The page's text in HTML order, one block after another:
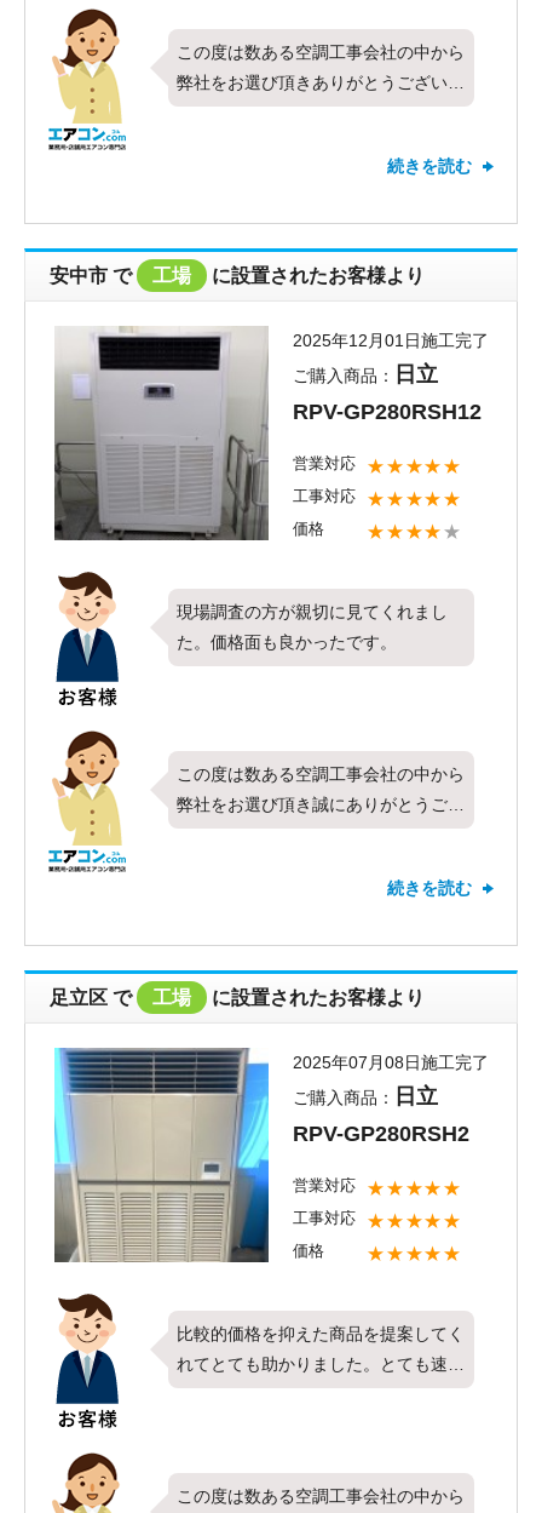
この度は数ある空調工事会社の中から
弊社をお選び頂きありがとうございま
す。今回は三菱電機製業務用エアコン
お取り付けさせて頂きました。対応や
も嬉しく思います。お褒めのお言葉も
頂戴しありがとうございます。これか
らも全てのお客様にご満足いただける
よう社員一同がんばって参りたいと思
います。新しくお取り付けしたエアコ
ンで1年を快適にお過ごしいただけた
ら何よりです。また、弊社ではお取り
付けしたエアコンのお掃除なども承っ
ております。今後お使い頂く中で、冷
暖房効率の低下を感じられましたら是
続きを読む
安中市 で 工場 に設置されたお客様より
2025年12月01日施工完了
ご購入商品：
日立
RPV-GP280RSH12
営業対応 ★★★★★
工事対応 ★★★★★
価格 ★★★★★
現場調査の方が親切に見てくれまし
た。価格面も良かったです。
この度は数ある空調工事会社の中から
弊社をお選び頂き誠にありがとうござ
います。今回は日立製業務用エアコン
お取付けさせて頂きました。対応につ
足頂けたこと何より嬉しく思います。
これからも全てのお客様にご満足頂け
るよう社員一同頑張って参りたいと思
います。
続きを読む
足立区 で 工場 に設置されたお客様より
2025年07月08日施工完了
ご購入商品：
日立
RPV-GP280RSH2
営業対応 ★★★★★
工事対応 ★★★★★
価格 ★★★★★
比較的価格を抑えた商品を提案してく
れてとても助かりました。とても速い
対応で助かりました。
この度は数ある空調工事会社の中から